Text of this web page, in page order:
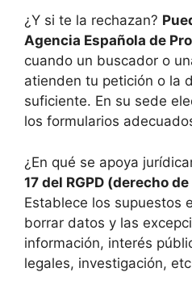
¿Y si te la rechazan?
Agencia Española de
cuando un buscador o
atienden tu petición o la
suficiente. En su sede
los formularios
¿En qué se apoya
17 del RGPD (derecho
Establece los supuestos
borrar datos y las
información, interés
legales, investigación,